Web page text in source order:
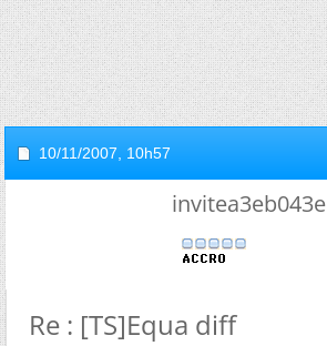
10/11/2007, 10h57
invitea3eb043e
Re : [TS]Equa diff